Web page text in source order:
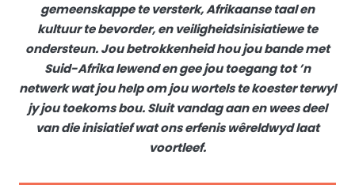
gemeenskappe te versterk, Afrikaanse taal en
kultuur te bevorder, en veiligheidsinisiatiewe te
ondersteun. Jou betrokkenheid hou jou bande met
Suid-Afrika lewend en gee jou toegang tot ’n
netwerk wat jou help om jou wortels te koester terwyl
jy jou toekoms bou. Sluit vandag aan en wees deel
van die inisiatief wat ons erfenis wêreldwyd laat
voortleef.